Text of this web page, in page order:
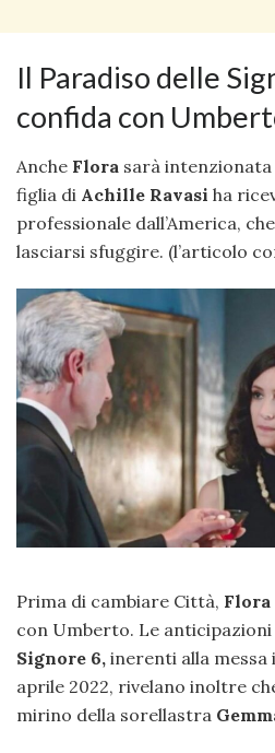
Il Paradiso delle
confida con
Anche Flora sarà intenzionata
figlia di Achille Ravasi ha
professionale dall’America,
lasciarsi sfuggire. (l’articolo
Prima di cambiare Città, Flora
con Umberto. Le anticipazioni
Signore 6, inerenti alla messa
aprile 2022, rivelano inoltre
mirino della sorellastra